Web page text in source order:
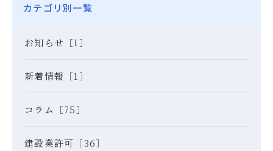
カテゴリ別一覧
お知らせ［1］
新着情報［1］
コラム［75］
建設業許可［36］